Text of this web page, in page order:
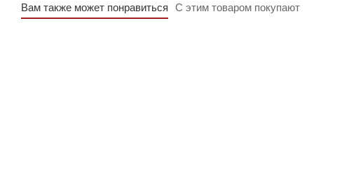
Вам также может понравиться С этим товаром покупают